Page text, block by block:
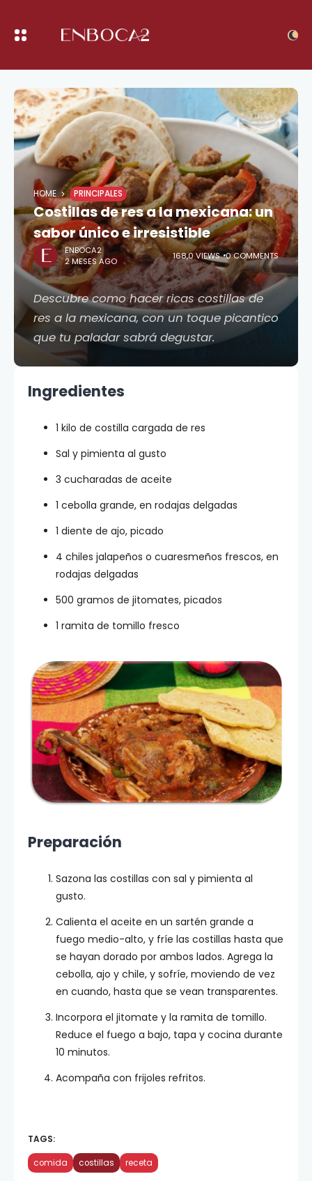
HOME PRINCIPALES
Costillas de res a la mexicana: un
sabor único e irresistible
ENBOCA2
2 MESES AGO
168,0 VIEWS 0 COMMENTS
Descubre como hacer ricas costillas de
res a la mexicana, con un toque picantico
que tu paladar sabrá degustar.
Ingredientes
1 kilo de costilla cargada de res
Sal y pimienta al gusto
3 cucharadas de aceite
1 cebolla grande, en rodajas delgadas
1 diente de ajo, picado
4 chiles jalapeños o cuaresmeños frescos, en
rodajas delgadas
500 gramos de jitomates, picados
1 ramita de tomillo fresco
Preparación
Sazona las costillas con sal y pimienta al
gusto.
Calienta el aceite en un sartén grande a
fuego medio-alto, y fríe las costillas hasta que
se hayan dorado por ambos lados. Agrega la
cebolla, ajo y chile, y sofríe, moviendo de vez
en cuando, hasta que se vean transparentes.
Incorpora el jitomate y la ramita de tomillo.
Reduce el fuego a bajo, tapa y cocina durante
10 minutos.
Acompaña con frijoles refritos.
TAGS:
comida costillas receta